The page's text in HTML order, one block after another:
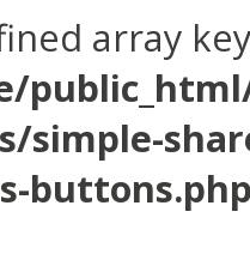
array
simple-